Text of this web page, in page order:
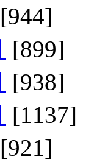
[944]
[899]
[938]
[1137]
[921]